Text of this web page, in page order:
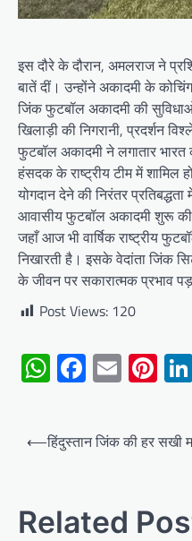
इस दौरे के दौरान, अमलराज ने
बातें दीं। उन्होंने अकादमी के
जिंक फुटबॉल अकादमी की
खिलाड़ी की निगरानी, ​​प्रदर्शन
फुटबॉल अकादमी ने लगातार
हंसदक के राष्ट्रीय टीम में शामिल
योगदान देने की निरंतर
आवासीय फुटबॉल अकादमी शुरू
जहाँ आज भी वार्षिक राष्ट्रीय
निखारती है। इसके वेदांता जिंक
के जीवन पर सकारात्मक प्रभाव
Post Views: 120
WhatsApp
Facebook
Email
Post
⟵हिंदुस्तान जिंक की हर सखी
Related